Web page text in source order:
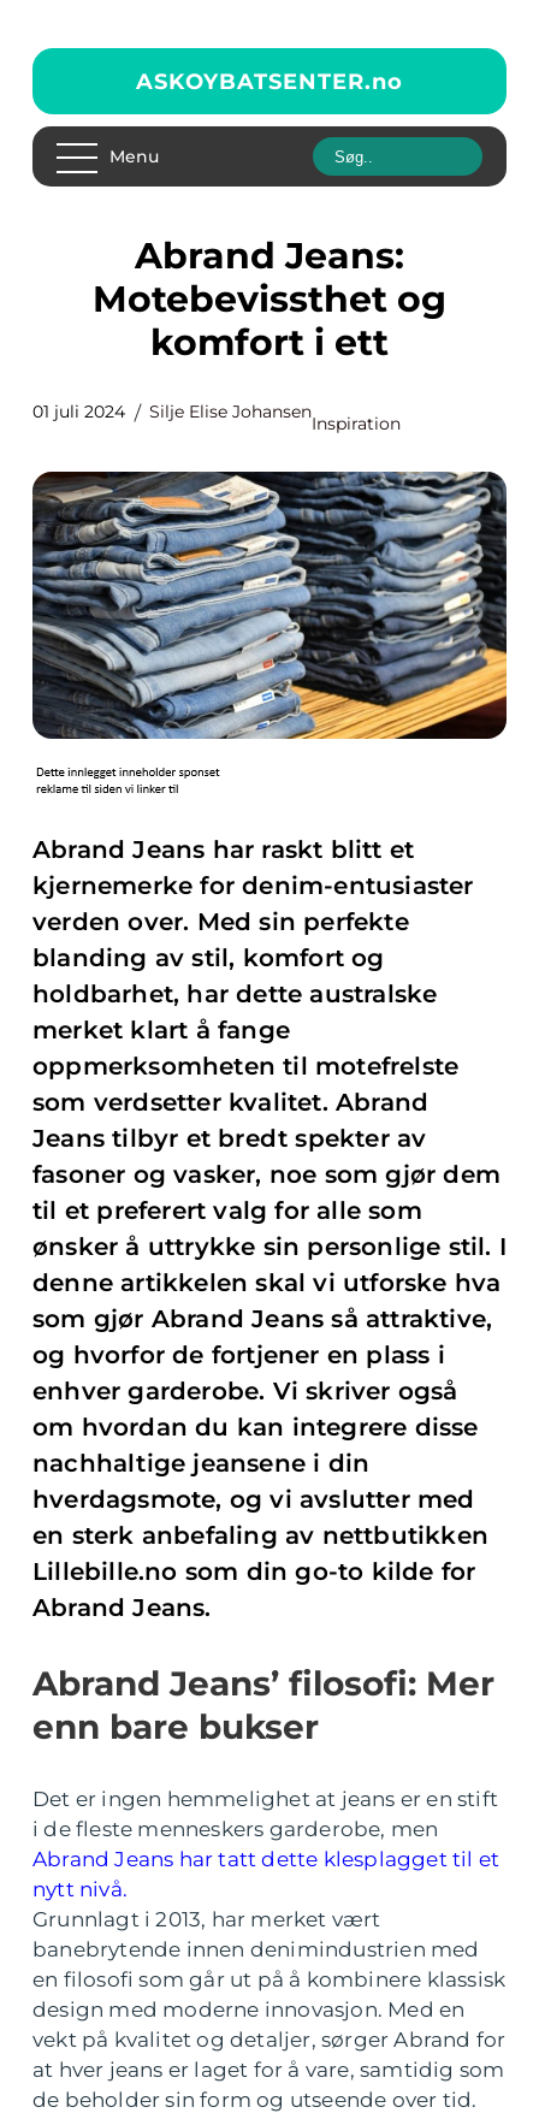
ASKOYBATSENTER.no
Menu
Abrand Jeans:
Motebevissthet og
komfort i ett
01 juli 2024 Silje Elise Johansen
Inspiration
Abrand Jeans har raskt blitt et
kjernemerke for denim-entusiaster
verden over. Med sin perfekte
blanding av stil, komfort og
holdbarhet, har dette australske
merket klart å fange
oppmerksomheten til motefrelste
som verdsetter kvalitet. Abrand
Jeans tilbyr et bredt spekter av
fasoner og vasker, noe som gjør dem
til et preferert valg for alle som
ønsker å uttrykke sin personlige stil. I
denne artikkelen skal vi utforske hva
som gjør Abrand Jeans så attraktive,
og hvorfor de fortjener en plass i
enhver garderobe. Vi skriver også
om hvordan du kan integrere disse
nachhaltige jeansene i din
hverdagsmote, og vi avslutter med
en sterk anbefaling av nettbutikken
Lillebille.no som din go-to kilde for
Abrand Jeans.
Abrand Jeans’ filosofi: Mer
enn bare bukser
Det er ingen hemmelighet at jeans er en stift
i de fleste menneskers garderobe, men
Abrand Jeans har tatt dette klesplagget til et
nytt nivå.
Grunnlagt i 2013, har merket vært
banebrytende innen denimindustrien med
en filosofi som går ut på å kombinere klassisk
design med moderne innovasjon. Med en
vekt på kvalitet og detaljer, sørger Abrand for
at hver jeans er laget for å vare, samtidig som
de beholder sin form og utseende over tid.